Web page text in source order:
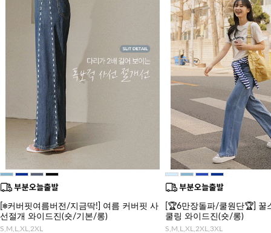
[❄️커버핏여름버전/지금딱!] 여름 커버핏 사
선절개 와이드진(숏/기본/롱)
S,M,L,XL,2XL
[🏆6만장돌파/쿨원단🏆] 꿀
쿨링 와이드진(숏/롱)
S,M,L,XL,2XL,3XL